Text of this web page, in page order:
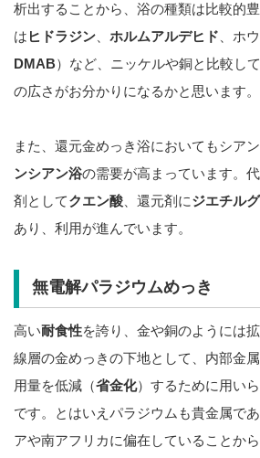
析出することから、浴の種類は比較的豊
は ヒドラジン、 ホルムアルデヒド、ホ
DMAB）など、ニッケルや銅と比較し
の広さがお分かりになるかと思います。
また、還元金めっき浴においてもシア
ンシアン浴の需要が高まっています。
剤としてクエン酸、還元剤にジエチル
あり、利用が進んでいます。
無電解パラジウムめっき
高い耐食性を誇り、金や銅のようには
線層の金めっきの下地として、内部金
用量を低減（省金化）するために用い
です。とはいえパラジウムも貴金属で
アや南アフリカに偏在していることか